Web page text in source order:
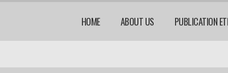
HOME ABOUT US PUBLICATION